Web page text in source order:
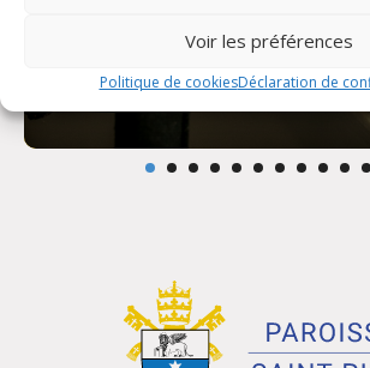
Voir les préférences
Politique de cookiesDéclaration de
Chapelet